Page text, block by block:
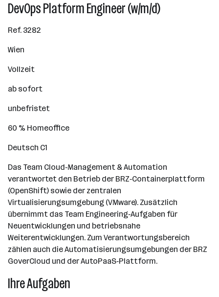
DevOps Platform Engineer (w/m/d)
Ref. 3282
Wien
Vollzeit
ab sofort
unbefristet
60 % Homeoffice
Deutsch C1
Das Team Cloud‑Management & Automation
verantwortet den Betrieb der BRZ‑Containerplattform
(OpenShift) sowie der zentralen
Virtualisierungsumgebung (VMware). Zusätzlich
übernimmt das Team Engineering‑Aufgaben für
Neuentwicklungen und betriebsnahe
Weiterentwicklungen. Zum Verantwortungsbereich
zählen auch die Automatisierungsumgebungen der BRZ
GoverCloud und der AutoPaaS‑Plattform.
Ihre Aufgaben